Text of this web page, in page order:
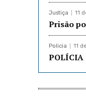
Justiça 11
Prisão
Policia 11
POLÍCIA